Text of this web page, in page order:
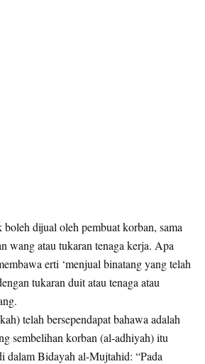
dijual oleh pembuat korban, sama
wang atau tukaran tenaga kerja. Apa
erti ‘menjual binatang yang telah
tukaran duit atau tenaga atau
telah bersependapat bahawa adalah
sembelihan korban (al-adhiyah) itu
dalam Bidayah al-Mujtahid: “Pada